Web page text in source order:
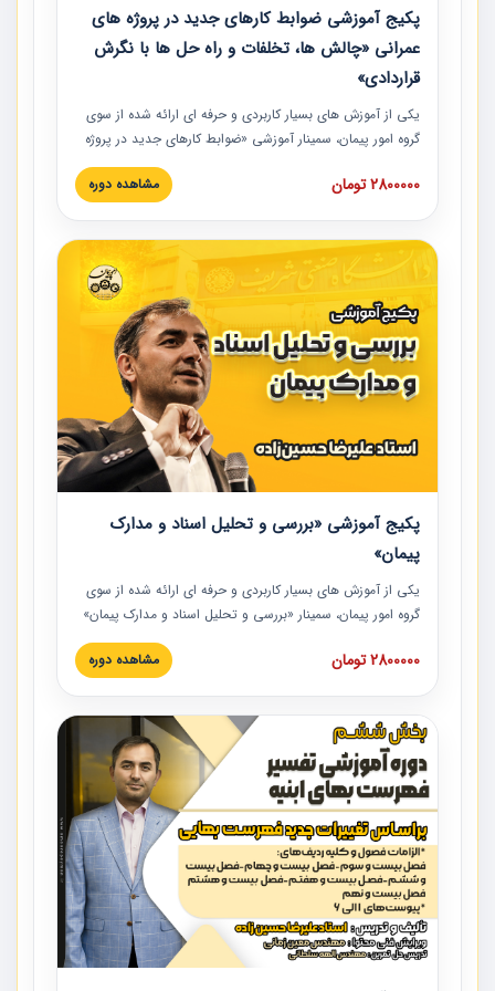
پکیج آموزشی ضوابط کارهای جدید در پروژه های
عمرانی «چالش ها، تخلفات و راه حل ها با نگرش
قراردادی»
یکی از آموزش‏‏‏‏‏‏ های بسیار کاربردی و حرفه‏ ای ارائه شده از سوی
گروه امور پیمان، سمینار آموزشی «ضوابط کارهای جدید در پروژه
های عمرانی» چالش ها، تخلفات و راه حل ها با نگرش قراردادی
است که در محل سندیکای شرکت های ساختمانی کشور ارائه شد.
مدارک پیمان به همراه تجربیات عملی ارائه شده است.
2800000 تومان مشاهده دوره
پکیج آموزشی «بررسی و تحلیل اسناد و مدارک
پیمان»
یکی از آموزش‏‏‏‏‏‏ های بسیار کاربردی و حرفه‏ ای ارائه شده از سوی
گروه امور پیمان، سمینار «بررسی و تحلیل اسناد و مدارک پیمان»
است که در دانشگاه صنعتی شریف ارائه شد. در این آموزش
نکات کلیدی مربوط به اسناد و مدارک پیمان، اولویت بندی اسناد
پیمان به همراه تجربیات عملی در این خصوص ارائه شده است.
2800000 تومان مشاهده دوره